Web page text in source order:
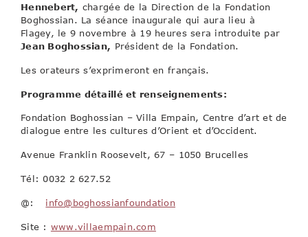
Hennebert, chargée de la Direction de la Fondation
Boghossian. La séance inaugurale qui aura lieu à
Flagey, le 9 novembre à 19 heures sera introduite par
Jean Boghossian, Président de la Fondation.
Les orateurs s’exprimeront en français.
Programme détaillé et renseignements:
Fondation Boghossian – Villa Empain, Centre d’art et de
dialogue entre les cultures d’Orient et d’Occident.
Avenue Franklin Roosevelt, 67 – 1050 Brucelles
Tél: 0032 2 627.52
@: info@boghossianfoundation
Site : www.villaempain.com